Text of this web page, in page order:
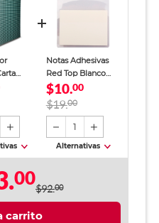
Notas Adhesivas
Red Top Blanco
Traslucido 100
hojas
$10.00
$19.00
1
Alternativas
00$92.00
carrito